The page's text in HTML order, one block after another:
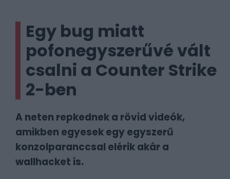
Egy bug miatt
pofonegyszerűvé vált
csalni a Counter Strike
2-ben
A neten repkednek a rövid videók,
amikben egyesek egy egyszerű
konzolparanccsal elérik akár a
wallhacket is.